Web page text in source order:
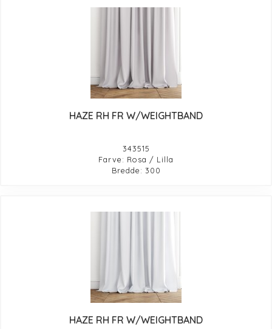
HAZE RH FR W/WEIGHTBAND
343515
Farve: Rosa / Lilla
Bredde: 300
HAZE RH FR W/WEIGHTBAND